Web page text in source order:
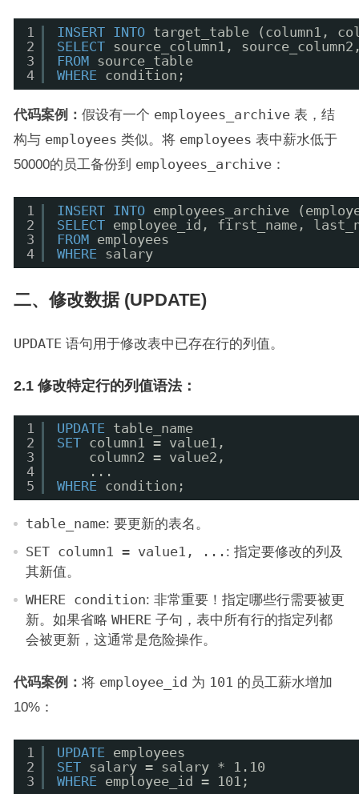
1
2
3
4
INSERT INTO target_table (column1,
SELECT source_column1,
FROM source_table
WHERE
condition;
代码案例： 假设有一个 employees_archive表，结
构与 employees 类似。将 employees 表中薪水低于
50000的员工备份到 employees_archive：
1
2
3
4
INSERT INTO employees_archive
SELECT employee_id, first_name,
FROM employees
WHERE
salary
二、修改数据 (UPDATE)
UPDATE 语句用于修改表中已存在行的列值。
2.1 修改特定行的列值语法：
1
2
3
4
5
UPDATE
table_name
SET column1 = value1,
column2 = value2,
...
WHERE
condition;
table_name: 要更新的表名。
SET column1 = value1, ... : 指定要修改的列及
其新值。
WHERE condition: 非常重要！指定哪些行需要被更
新。如果省略 WHERE 子句，表中所有行的指定列都
会被更新，这通常是危险操作。
代码案例： 将 employee_id 为 101 的员工薪水增加
10%：
1
2
3
UPDATE
employees
SET salary = salary * 1.10
WHERE
employee_id = 101;